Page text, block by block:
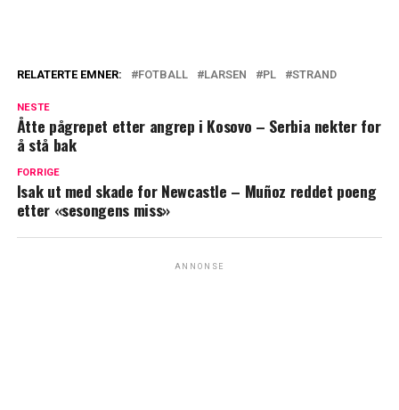
RELATERTE EMNER: FOTBALL LARSEN PL STRAND
NESTE
Åtte pågrepet etter angrep i Kosovo – Serbia nekter for
å stå bak
FORRIGE
Isak ut med skade for Newcastle – Muñoz reddet poeng
etter «sesongens miss»
ANNONSE